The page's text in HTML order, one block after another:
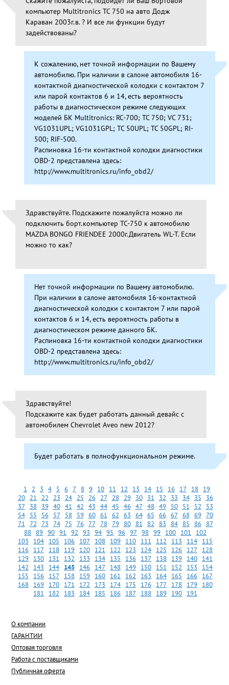
компьютер Multitronics TC 750 на авто Додж
Караван 2003г.в. ? И все ли функции будут
задействованы?
К сожалению, нет точной информации по Вашему
автомобилю. При наличии в салоне автомобиля 16-
контактной диагностической колодки с контактом 7
или парой контактов 6 и 14, есть вероятность
работы в диагностическом режиме следующих
моделей БК Multitronics: RC-700; TC 750; VC 731;
VG1031UPL; VG1031GPL; TC 50UPL; TC 50GPL; RI-
500; RIF-500.
Распиновка 16-ти контактной колодки диагностики
OBD-2 представлена здесь:
http://www.multitronics.ru/info_obd2/
Здравствуйте. Подскажите пожалуйста можно ли
подключить борт.компьютер TC-750 к автомобилю
MAZDA BONGO FRIENDEE 2000г.Двигатель WL-T. Если
можно то как?
Нет точной информации по Вашему автомобилю.
При наличии в салоне автомобиля 16-контактной
диагностической колодки с контактом 7 или парой
контактов 6 и 14, есть вероятность работы в
диагностическом режиме данного БК.
Распиновка 16-ти контактной колодки диагностики
OBD-2 представлена здесь:
http://www.multitronics.ru/info_obd2/
Здравствуйте!
Подскажите как будет работать данный девайс с
автомобилем Chevrolet Aveo new 2012?
Будет работать в полнофункциональном режиме.
1 2 3 4 5 6 7 8 9 10 11 12 13 14 15 16 17 18 19
20
21 22 23 24 25 26 27 28 29 30 31 32 33 34 35
36
37
38 39 40 41 42 43 44 45 46 47 48 49 50 51 52
53
54
55 56 57 58 59 60 61 62 63 64 65 66 67 68 69 70
71 72 73 74 75 76 77 78 79 80 81 82 83 84 85 86
87
88 89 90 91 92 93 94 95 96 97 98 99 100 101
102
103
104 105 106 107 108 109 110 111 112 113 114 115
116 117 118 119 120 121 122 123 124 125 126 127 128
129 130 131 132 133 134 135 136 137 138 139 140 141
142
143 144 145 146 147 148 149 150 151 152 153
154
155
156 157 158 159 160 161 162 163 164 165 166 167
168 169 170 171 172 173 174 175 176 177 178 179 180
181
182 183 184 185 186 187 188 189 190 191
О компании
ГАРАНТИИ
Оптовая торговля
Работа с поставщиками
Публичная оферта